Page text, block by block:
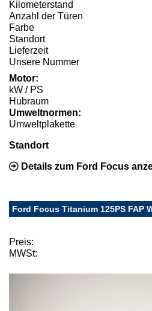
Kilometerstand
Anzahl der Türen
Farbe
Standort
Lieferzeit
Unsere Nummer
Motor:
kW / PS
Hubraum
Umweltnormen:
Umweltplakette
Standort
Details zum Ford Focus
Ford Focus Titanium 125PS FAP
Preis:
MWSt: